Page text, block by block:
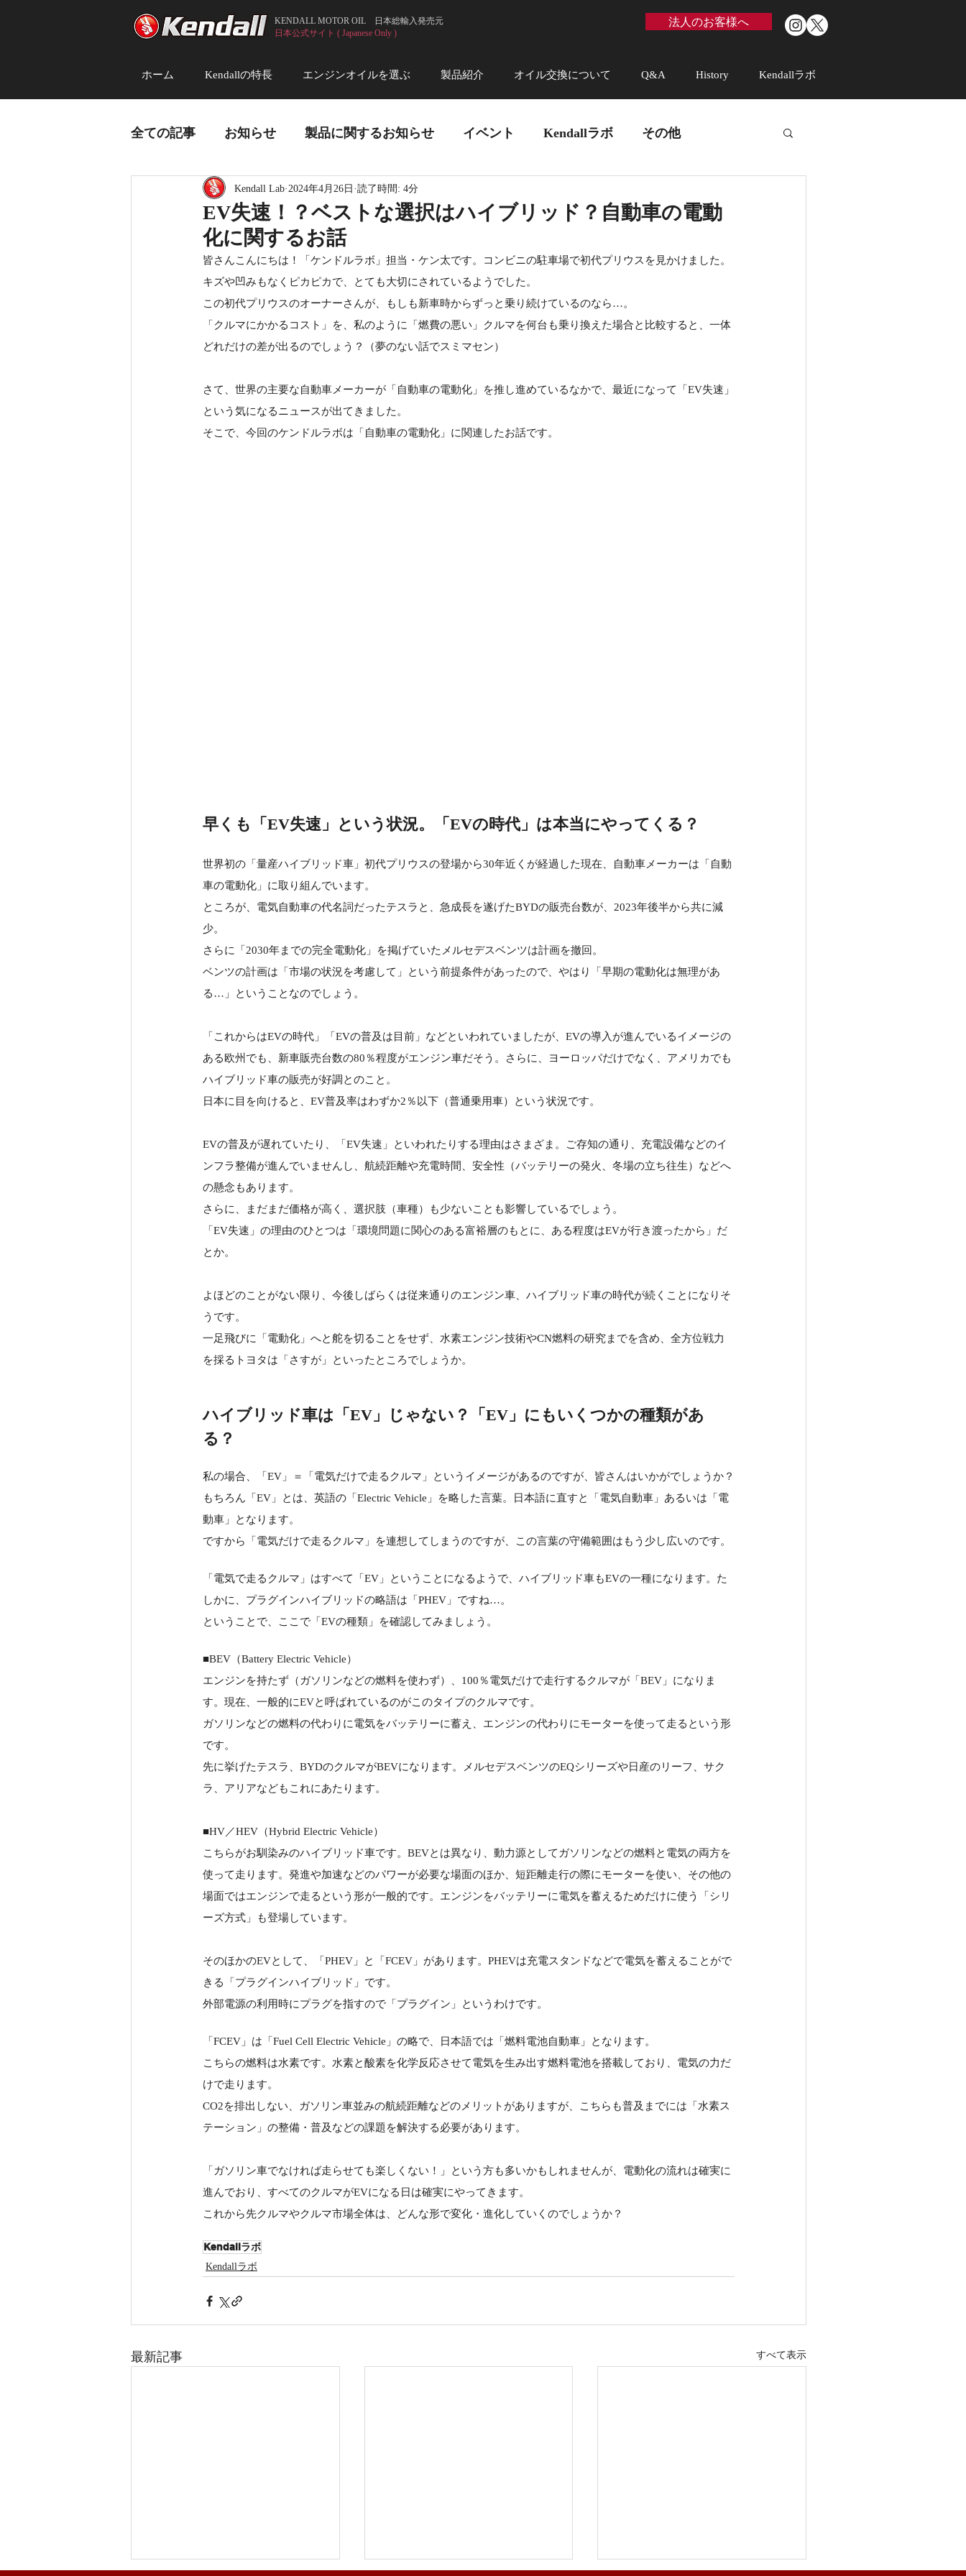
法人のお客様へ
KENDALL MOTOR OIL 日本総輸入発売元
日本公式サイト ( Japanese Only )
ホーム Kendallの特長 エンジンオイルを選ぶ 製品紹介 オイル交換について Q&A History Kendallラボ
全ての記事 お知らせ 製品に関するお知らせ イベント Kendallラボ その他
EV失速！？ベストな選択はハイブリッド？自動車の電動
化に関するお話
Kendall Lab 2024年4月26日 読了時間: 4分
皆さんこんにちは！「ケンドルラボ」担当・ケン太です。コンビニの駐車場で初代プリウスを見かけました。
キズや凹みもなくピカピカで、とても大切にされているようでした。
この初代プリウスのオーナーさんが、もしも新車時からずっと乗り続けているのなら…。
「クルマにかかるコスト」を、私のように「燃費の悪い」クルマを何台も乗り換えた場合と比較すると、一体
どれだけの差が出るのでしょう？（夢のない話でスミマセン）
さて、世界の主要な自動車メーカーが「自動車の電動化」を推し進めているなかで、最近になって「EV失速」
という気になるニュースが出てきました。
そこで、今回のケンドルラボは「自動車の電動化」に関連したお話です。
早くも「EV失速」という状況。「EVの時代」は本当にやってくる？
世界初の「量産ハイブリッド車」初代プリウスの登場から30年近くが経過した現在、自動車メーカーは「自動
車の電動化」に取り組んでいます。
ところが、電気自動車の代名詞だったテスラと、急成長を遂げたBYDの販売台数が、2023年後半から共に減
少。
さらに「2030年までの完全電動化」を掲げていたメルセデスベンツは計画を撤回。
ベンツの計画は「市場の状況を考慮して」という前提条件があったので、やはり「早期の電動化は無理があ
る…」ということなのでしょう。
「これからはEVの時代」「EVの普及は目前」などといわれていましたが、EVの導入が進んでいるイメージの
ある欧州でも、新車販売台数の80％程度がエンジン車だそう。さらに、ヨーロッパだけでなく、アメリカでも
ハイブリッド車の販売が好調とのこと。
日本に目を向けると、EV普及率はわずか2％以下（普通乗用車）という状況です。
EVの普及が遅れていたり、「EV失速」といわれたりする理由はさまざま。ご存知の通り、充電設備などのイ
ンフラ整備が進んでいませんし、航続距離や充電時間、安全性（バッテリーの発火、冬場の立ち往生）などへ
の懸念もあります。
さらに、まだまだ価格が高く、選択肢（車種）も少ないことも影響しているでしょう。
「EV失速」の理由のひとつは「環境問題に関心のある富裕層のもとに、ある程度はEVが行き渡ったから」だ
とか。
よほどのことがない限り、今後しばらくは従来通りのエンジン車、ハイブリッド車の時代が続くことになりそ
うです。
一足飛びに「電動化」へと舵を切ることをせず、水素エンジン技術やCN燃料の研究までを含め、全方位戦力
を採るトヨタは「さすが」といったところでしょうか。
ハイブリッド車は「EV」じゃない？「EV」にもいくつかの種類があ
る？
私の場合、「EV」＝「電気だけで走るクルマ」というイメージがあるのですが、皆さんはいかがでしょうか？
もちろん「EV」とは、英語の「Electric Vehicle」を略した言葉。日本語に直すと「電気自動車」あるいは「電
動車」となります。
ですから「電気だけで走るクルマ」を連想してしまうのですが、この言葉の守備範囲はもう少し広いのです。
「電気で走るクルマ」はすべて「EV」ということになるようで、ハイブリッド車もEVの一種になります。た
しかに、プラグインハイブリッドの略語は「PHEV」ですね…。
ということで、ここで「EVの種類」を確認してみましょう。
■BEV（Battery Electric Vehicle）
エンジンを持たず（ガソリンなどの燃料を使わず）、100％電気だけで走行するクルマが「BEV」になりま
す。現在、一般的にEVと呼ばれているのがこのタイプのクルマです。
ガソリンなどの燃料の代わりに電気をバッテリーに蓄え、エンジンの代わりにモーターを使って走るという形
です。
先に挙げたテスラ、BYDのクルマがBEVになります。メルセデスベンツのEQシリーズや日産のリーフ、サク
ラ、アリアなどもこれにあたります。
■HV／HEV（Hybrid Electric Vehicle）
こちらがお馴染みのハイブリッド車です。BEVとは異なり、動力源としてガソリンなどの燃料と電気の両方を
使って走ります。発進や加速などのパワーが必要な場面のほか、短距離走行の際にモーターを使い、その他の
場面ではエンジンで走るという形が一般的です。エンジンをバッテリーに電気を蓄えるためだけに使う「シリ
ーズ方式」も登場しています。
そのほかのEVとして、「PHEV」と「FCEV」があります。PHEVは充電スタンドなどで電気を蓄えることがで
きる「プラグインハイブリッド」です。
外部電源の利用時にプラグを指すので「プラグイン」というわけです。
「FCEV」は「Fuel Cell Electric Vehicle」の略で、日本語では「燃料電池自動車」となります。
こちらの燃料は水素です。水素と酸素を化学反応させて電気を生み出す燃料電池を搭載しており、電気の力だ
けで走ります。
CO2を排出しない、ガソリン車並みの航続距離などのメリットがありますが、こちらも普及までには「水素ス
テーション」の整備・普及などの課題を解決する必要があります。
「ガソリン車でなければ走らせても楽しくない！」という方も多いかもしれませんが、電動化の流れは確実に
進んでおり、すべてのクルマがEVになる日は確実にやってきます。
これから先クルマやクルマ市場全体は、どんな形で変化・進化していくのでしょうか？
Kendallラボ
Kendallラボ
最新記事 すべて表示